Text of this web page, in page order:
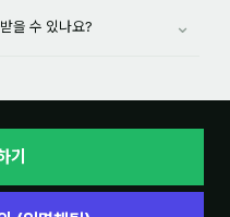
을 수 있나요? ⌄
기